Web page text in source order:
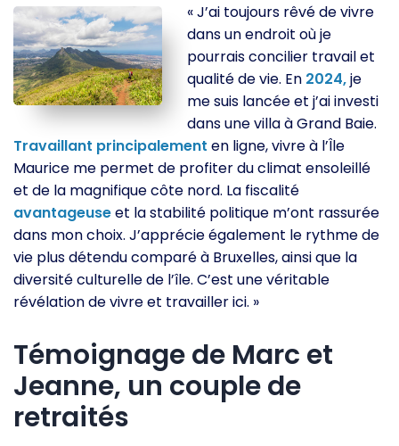
« J’ai toujours rêvé de vivre
dans un endroit où je
pourrais concilier travail et
qualité de vie. En 2024,je
me suis lancée et j’ai investi
dans une villa à Grand Baie.
Travaillant principalement en ligne, vivre à l’Île
Maurice me permet de profiter du climat ensoleillé
et de la magnifique côte nord. La fiscalité
avantageuseet la stabilité politique m’ont rassurée
dans mon choix. J’apprécie également le rythme de
vie plus détendu comparé à Bruxelles, ainsi que la
diversité culturelle de l’île. C’est une véritable
révélation de vivre et travailler ici. »
Témoignage de Marc et
Jeanne, un couple de
retraités